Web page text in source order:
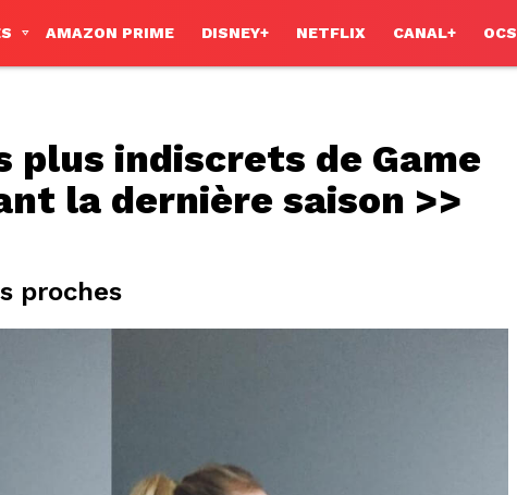
AMAZON PRIME DISNEY+ NETFLIX CANAL+ OCS
plus indiscrets de Game
la dernière saison >>
proches